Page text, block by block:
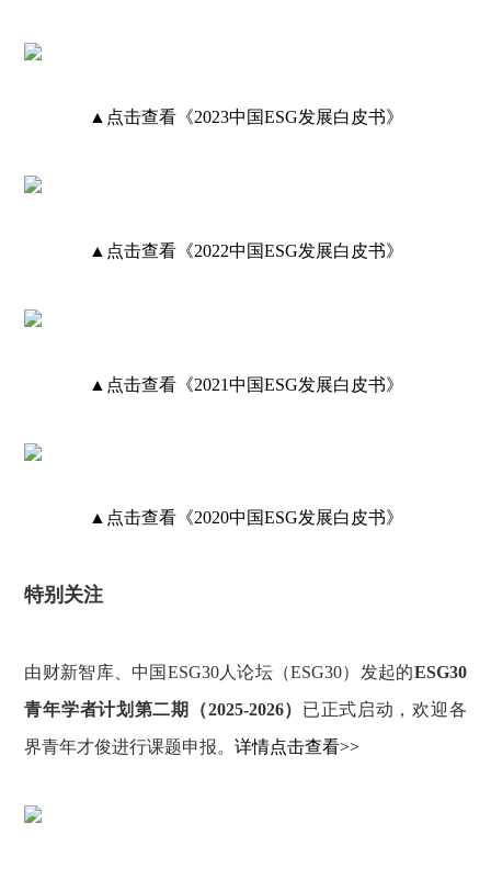
▲点击查看《2023中国ESG发展白皮书》
▲ 点击查看《2022中国ESG发展白皮书》
▲ 点击查看《2021中国ESG发展白皮书》
▲ 点击查看《2020中国ESG发展白皮书》
特别关注
由财新智库、中国ESG30人论坛（ESG30）发起的ESG30
青年学者计划第二期（2025-2026） 已正式启动，欢迎各
界青年才俊进行课题申报。详情点击查看>>